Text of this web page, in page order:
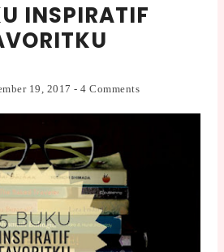
INSPIRATIF
19, 2017-4 Comments